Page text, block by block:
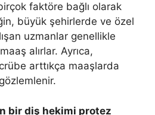
faktöre bağlı olarak
büyük şehirlerde ve özel
uzmanlar genellikle
alırlar. Ayrıca,
arttıkça maaşlarda
bir diş hekimi protez